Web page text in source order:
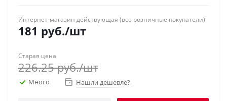
Интернет-магазин действующая (все розничные покупатели)
181 руб./шт
Старая цена
226.25руб./шт
Много Нашли дешевле?